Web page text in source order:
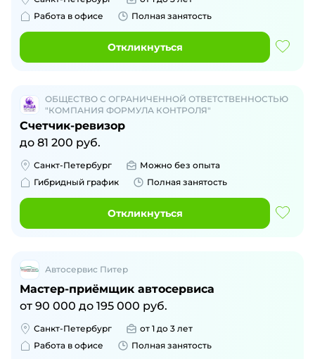
Работа в офисе
Полная занятость
Откликнуться
ОБЩЕСТВО С ОГРАНИЧЕННОЙ ОТВЕТСТВЕННОСТЬЮ
"КОМПАНИЯ ФОРМУЛА КОНТРОЛЯ"
Счетчик-ревизор
до 81 200 руб.
Санкт-Петербург
Можно без опыта
Гибридный график
Полная занятость
Откликнуться
Автосервис Питер
Мастер-приёмщик автосервиса
от 90 000 до 195 000 руб.
Санкт-Петербург
от 1 до 3 лет
Работа в офисе
Полная занятость